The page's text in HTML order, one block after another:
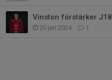
Vinston förstärker J18
20 jan 2024 1